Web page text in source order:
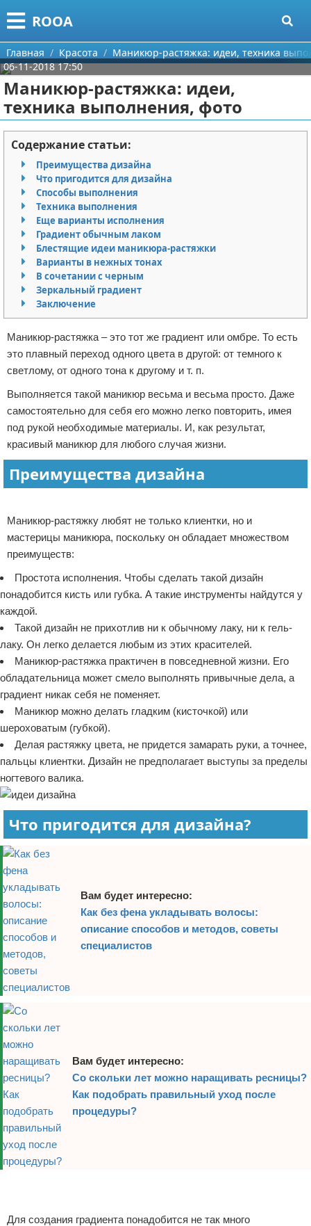
ROOA
Меню
Главная
Категории
Рукоделие
Программирование
Бизнес
Красота
Мода
Отношения
Самосовершенствование
Поиск
О проекте
Контакты
Сотрудничество
Размещение рекламы
Для правообладателей
Условия предоставления информации
Отказ от ответственности
Главная Красота
Маникюр-растяжка: идеи, техника
06-11-2018 17:50
Маникюр-растяжка: идеи,
техника выполнения, фото
Содержание статьи:
Преимущества дизайна
Что пригодится для дизайна
Способы выполнения
Техника выполнения
Еще варианты исполнения
Градиент обычным лаком
Блестящие идеи маникюра-растяжки
Варианты в нежных тонах
В сочетании с черным
Зеркальный градиент
Заключение
Маникюр-растяжка – это тот же градиент или омбре. То есть
это плавный переход одного цвета в другой: от темного к
светлому, от одного тона к другому и т. п.
Выполняется такой маникюр весьма и весьма просто. Даже
самостоятельно для себя его можно легко повторить, имея
под рукой необходимые материалы. И, как результат,
красивый маникюр для любого случая жизни.
Преимущества дизайна
Маникюр-растяжку любят не только клиентки, но и
мастерицы маникюра, поскольку он обладает множеством
преимуществ:
Простота исполнения. Чтобы сделать такой дизайн
понадобится кисть или губка. А такие инструменты найдутся у
каждой.
Такой дизайн не прихотлив ни к обычному лаку, ни к гель-
лаку. Он легко делается любым из этих красителей.
Маникюр-растяжка практичен в повседневной жизни. Его
обладательница может смело выполнять привычные дела, а
градиент никак себя не поменяет.
Маникюр можно делать гладким (кисточкой) или
шероховатым (губкой).
Делая растяжку цвета, не придется замарать руки, а точнее,
пальцы клиентки. Дизайн не предполагает выступы за пределы
ногтевого валика.
Что пригодится для дизайна?
Вам будет интересно:
Как без фена укладывать волосы:
описание способов и методов, советы
специалистов
Вам будет интересно:
Со скольки лет можно наращивать ресницы?
Как подобрать правильный уход после
процедуры?
Для создания градиента понадобится не так много